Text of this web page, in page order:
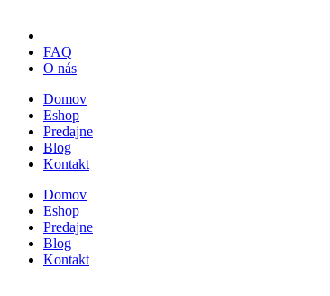
FAQ
O nás
Domov
Eshop
Predajne
Blog
Kontakt
Domov
Eshop
Predajne
Blog
Kontakt